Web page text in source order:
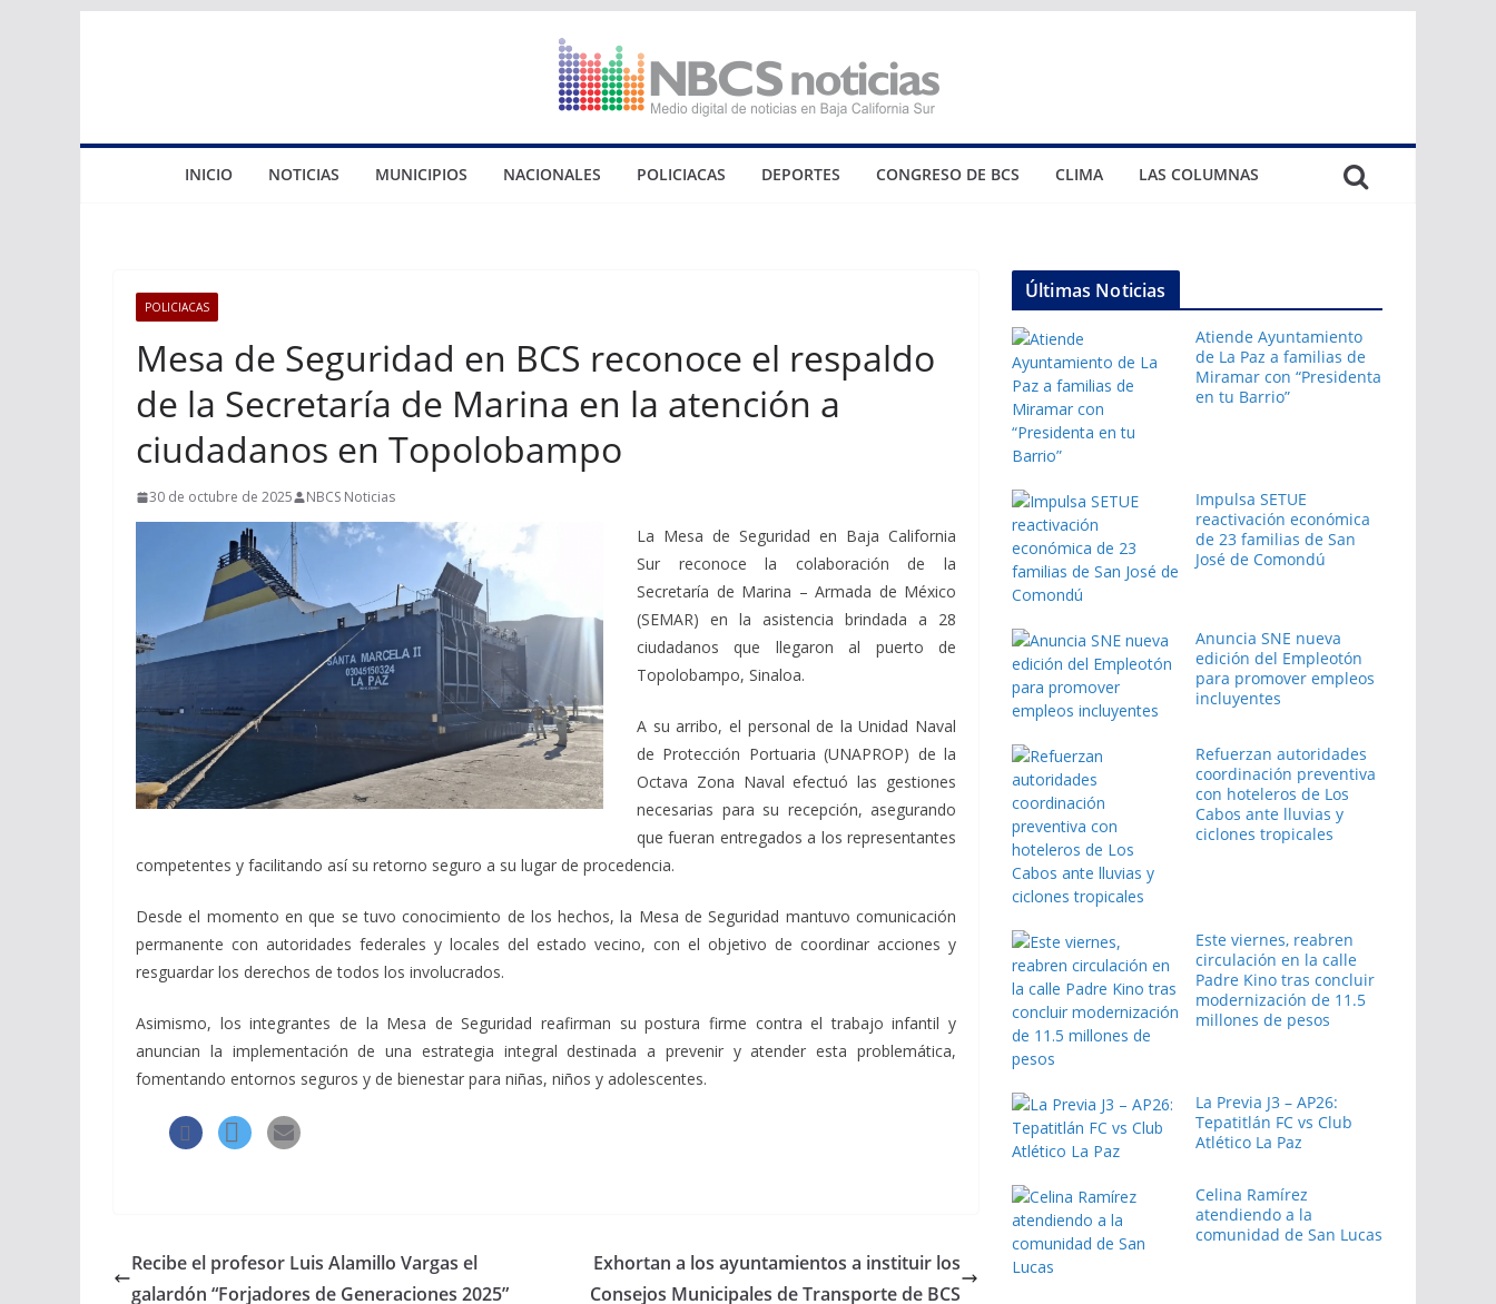
INICIO NOTICIAS MUNICIPIOS NACIONALES POLICIACAS DEPORTES CONGRESO DE BCS CLIMA LAS COLUMNAS
POLICIACAS
Mesa de Seguridad en BCS reconoce el respaldo
de la Secretaría de Marina en la atención a
ciudadanos en Topolobampo
30 de octubre de 2025 NBCS Noticias
La Mesa de Seguridad en Baja California
Sur reconoce la colaboración de la
Secretaría de Marina – Armada de México
(SEMAR) en la asistencia brindada a 28
ciudadanos que llegaron al puerto de
Topolobampo, Sinaloa.
A su arribo, el personal de la Unidad Naval
de Protección Portuaria (UNAPROP) de la
Octava Zona Naval efectuó las gestiones
necesarias para su recepción, asegurando
que fueran entregados a los representantes
competentes y facilitando así su retorno seguro a su lugar de procedencia.
Desde el momento en que se tuvo conocimiento de los hechos, la Mesa de Seguridad mantuvo comunicación
permanente con autoridades federales y locales del estado vecino, con el objetivo de coordinar acciones y
resguardar los derechos de todos los involucrados.
Asimismo, los integrantes de la Mesa de Seguridad reafirman su postura firme contra el trabajo infantil y
anuncian la implementación de una estrategia integral destinada a prevenir y atender esta problemática,
fomentando entornos seguros y de bienestar para niñas, niños y adolescentes.
Recibe el profesor Luis Alamillo Vargas el
galardón “Forjadores de Generaciones 2025”
Exhortan a los ayuntamientos a instituir los
Consejos Municipales de Transporte de BCS
Últimas Noticias
Atiende Ayuntamiento
de La Paz a familias de
Miramar con “Presidenta
en tu Barrio”
Impulsa SETUE
reactivación económica
de 23 familias de San
José de Comondú
Anuncia SNE nueva
edición del Empleotón
para promover empleos
incluyentes
Refuerzan autoridades
coordinación preventiva
con hoteleros de Los
Cabos ante lluvias y
ciclones tropicales
Este viernes, reabren
circulación en la calle
Padre Kino tras concluir
modernización de 11.5
millones de pesos
La Previa J3 – AP26:
Tepatitlán FC vs Club
Atlético La Paz
Celina Ramírez
atendiendo a la
comunidad de San Lucas